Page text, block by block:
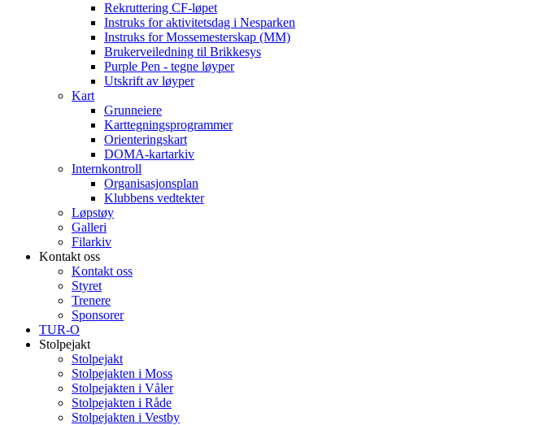
Rekruttering CF-løpet
Instruks for aktivitetsdag i Nesparken
Instruks for Mossemesterskap (MM)
Brukerveiledning til Brikkesys
Purple Pen - tegne løyper
Utskrift av løyper
Kart
Grunneiere
Karttegningsprogrammer
Orienteringskart
DOMA-kartarkiv
Internkontroll
Organisasjonsplan
Klubbens vedtekter
Løpstøy
Galleri
Filarkiv
Kontakt oss
Kontakt oss
Styret
Trenere
Sponsorer
TUR-O
Stolpejakt
Stolpejakt
Stolpejakten i Moss
Stolpejakten i Våler
Stolpejakten i Råde
Stolpejakten i Vestby